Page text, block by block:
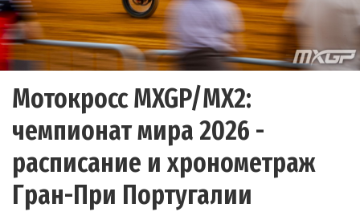
Мотокросс MXGP/MX2:
чемпионат мира 2026 -
расписание и хронометраж
Гран-При Португалии